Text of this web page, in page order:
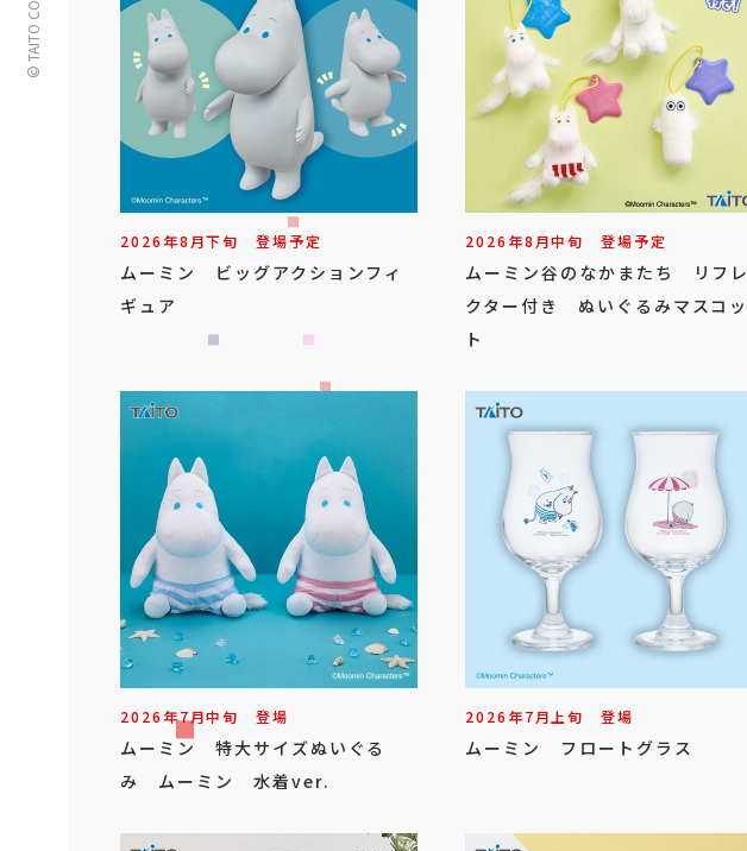
2026年8月下旬 登場予定
ムーミン ビッグアクションフィ
ギュア
2026年8月中旬 登場予定
ムーミン谷のなかまたち リフレ
クター付き ぬいぐるみマスコッ
ト
2026年7月中旬 登場
ムーミン 特大サイズぬいぐる
み ムーミン 水着ver.
2026年7月上旬 登場
ムーミン フロートグラス